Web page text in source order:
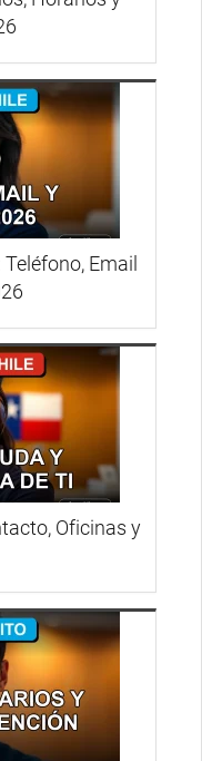
Email
Oficinas y